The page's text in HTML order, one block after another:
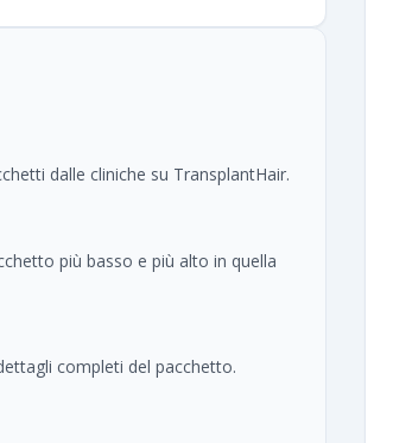
dalle cliniche su TransplantHair.
più basso e più alto in quella
completi del pacchetto.